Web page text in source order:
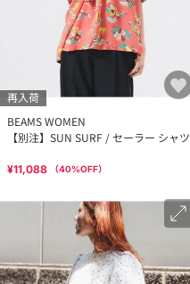
再入荷
BEAMS WOMEN
【別注】SUN SURF / セーラー シャツ
¥11,088 （40%OFF）